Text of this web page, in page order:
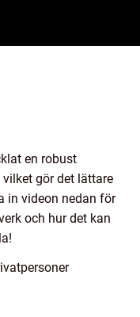
en robust
gör det lättare
in videon nedan för
och hur det kan